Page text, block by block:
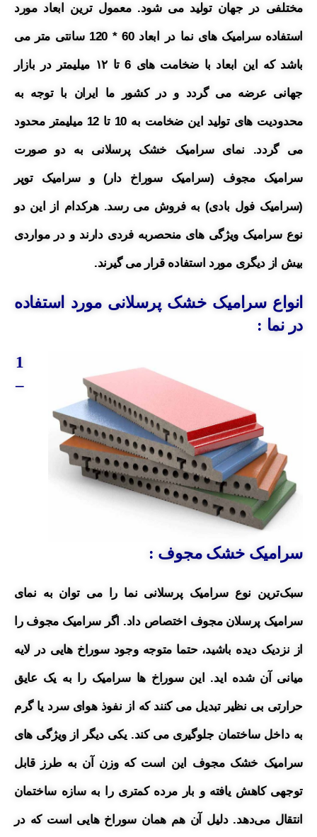
مختلفی در جهان تولید می شود. معمول ترین ابعاد مورد
استفاده سرامیک های نما در ابعاد 60 * 120 سانتی متر می
باشد که این ابعاد با ضخامت های 6 تا ۱۲ میلیمتر در بازار
جهانی عرضه می گردد و در کشور ما ایران با توجه به
محدودیت های تولید این ضخامت به 10 تا 12 میلیمتر محدود
می گردد. نمای سرامیک خشک پرسلانی به دو صورت
سرامیک مجوف (سرامیک سوراخ دار) و سرامیک توپر
(سرامیک فول بادی) به فروش می رسد. هرکدام از این دو
نوع سرامیک ویژگی های منحصربه فردی دارند و در مواردی
بیش از دیگری مورد استفاده قرار می گیرند.
انواع سرامیک خشک پرسلانی مورد استفاده
در نما :
1
–
سرامیک خشک مجوف :
سبک‌ترین نوع سرامیک پرسلانی نما را می توان به نمای
سرامیک پرسلان مجوف اختصاص داد. اگر سرامیک مجوف را
از نزدیک دیده باشید، حتما متوجه وجود سوراخ هایی در لایه
میانی آن شده اید. این سوراخ ها سرامیک را به یک عایق
حرارتی بی نظیر تبدیل می کنند که از نفوذ هوای سرد یا گرم
به داخل ساختمان جلوگیری می کند. یکی دیگر از ویژگی های
سرامیک خشک مجوف این است که وزن آن به طرز قابل
توجهی کاهش یافته و بار مرده کمتری را به سازه ساختمان
انتقال می‌دهد. دلیل آن هم همان سوراخ هایی است که در